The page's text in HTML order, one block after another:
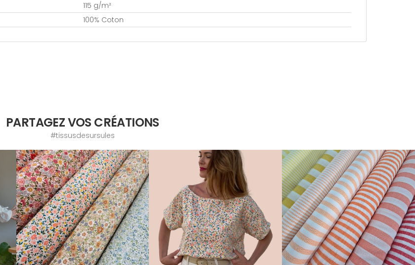
115 g/m²
100% Coton
PARTAGEZ VOS CRÉATIONS
#tissusdesursules